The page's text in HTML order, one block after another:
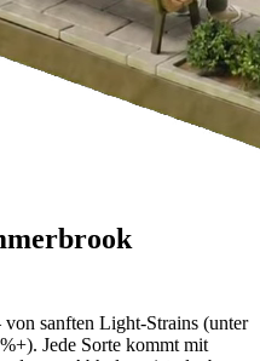
sanften Light-Strains (unter
Jede Sorte kommt mit